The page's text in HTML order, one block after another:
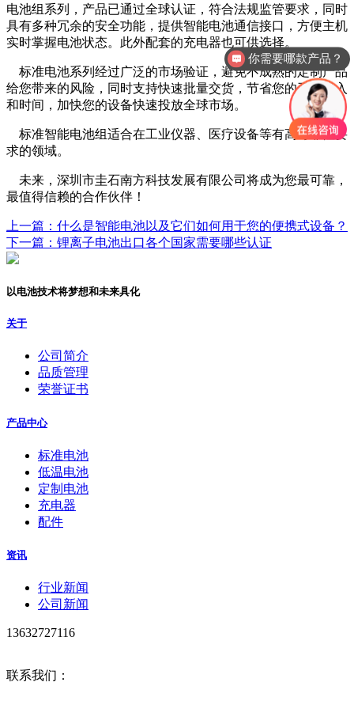
电池组系列，产品已通过全球认证，符合法规监管要求，同时
具有多种冗余的安全功能，提供智能电池通信接口，方便主机
实时掌握电池状态。此外配套的充电器也可供选择。
标准电池系列经过广泛的市场验证，避免不成熟的定制产品
给您带来的风险，同时支持快速批量交货，节省您的开发投入
和时间，加快您的设备快速投放全球市场。
标准智能电池组适合在工业仪器、医疗设备等有高可靠性要
求的领域。
未来，深圳市圭石南方科技发展有限公司将成为您最可靠，
最值得信赖的合作伙伴！
上一篇：什么是智能电池以及它们如何用于您的便携式设备？
下一篇：锂离子电池出口各个国家需要哪些认证
以电池技术将梦想和未来具化
关于
公司简介
品质管理
荣誉证书
产品中心
标准电池
低温电池
定制电池
充电器
配件
资讯
行业新闻
公司新闻
13632727116
联系我们：
你需要哪款产品？